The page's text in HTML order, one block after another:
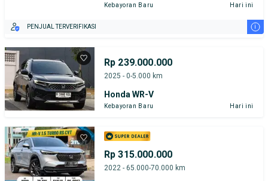
Kebayoran Baru Hari ini
PENJUAL TERVERIFIKASI i
Rp 239.000.000
2025 - 0-5.000 km
Honda WR-V
Kebayoran Baru Hari ini
Rp 315.000.000
2022 - 65.000-70.000 km